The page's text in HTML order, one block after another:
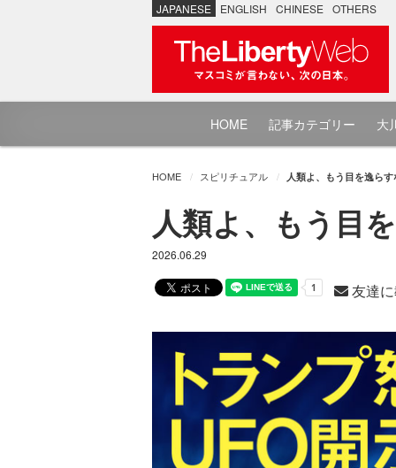
JAPANESE ENGLISH CHINESE OTHERS
HOME 記事カテゴリー 大
HOME スピリチュアル 人類よ、もう目を逸ら
人類よ、もう目
2026.06.29
友達